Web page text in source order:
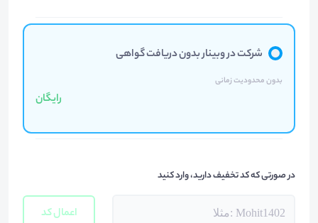
شرکت در وبینار بدون دریافت گواهی
بدون محدودیت زمانی
رایگان
در صورتی که کد تخفیف دارید، وارد کنید
اعمال کد